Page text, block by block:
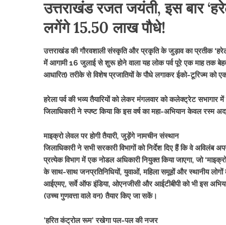
उत्तराखंड रजत जयंती, इस बार
लगेंगे 15.50 लाख पौधे!
उत्तराखंड की गौरवशाली संस्कृति और प्रकृति के जुड़ाव का प्रतीक
में आगामी 16 जुलाई से शुरू होने वाला यह लोक पर्व पूरे एक माह तक
आधारित) तरीके से विशेष प्रजातियों के पौधे लगाकर ईको-टूरिज्म को
हरेला पर्व की भव्य तैयारियों को लेकर मंगलवार को कलेक्ट्रेट सभागार
जिलाधिकारी ने स्पष्ट किया कि इस वर्ष का महा-अभियान केवल रस्म
माइक्रो लेवल पर होगी तैयारी, जुड़ेंगे नामचीन संस्थान
जिलाधिकारी ने सभी सरकारी विभागों को निर्देश दिए हैं कि वे
प्रत्येक विभाग में एक नोडल अधिकारी नियुक्त किया जाएगा, जो
के साथ-साथ जनप्रतिनिधियों, युवाओं, महिला समूहों और स्थानीय
आईएमए, सर्वे ऑफ इंडिया, ओएनजीसी और आईटीबीपी को भी इस
(उच्च गुणवत्ता वाले वन) तैयार किए जा सकें।
’हरित कंट्रोल रूम’ रखेगा पल-पल की नजर